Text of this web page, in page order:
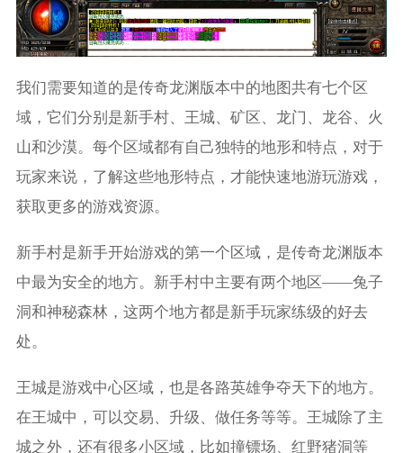
我们需要知道的是传奇龙渊版本中的地图共有七个区
域，它们分别是新手村、王城、矿区、龙门、龙谷、火
山和沙漠。每个区域都有自己独特的地形和特点，对于
玩家来说，了解这些地形特点，才能快速地游玩游戏，
获取更多的游戏资源。
新手村是新手开始游戏的第一个区域，是传奇龙渊版本
中最为安全的地方。新手村中主要有两个地区——兔子
洞和神秘森林，这两个地方都是新手玩家练级的好去
处。
王城是游戏中心区域，也是各路英雄争夺天下的地方。
在王城中，可以交易、升级、做任务等等。王城除了主
城之外，还有很多小区域，比如撞镖场、红野猪洞等